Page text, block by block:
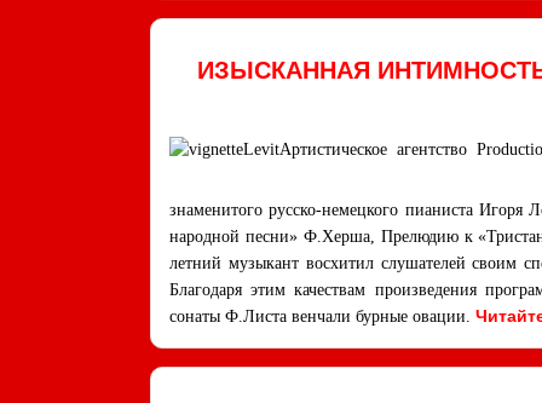
ИЗЫСКАННАЯ
Артистическое агентство
знаменитого русско-немецкого пианиста
народной песни» Ф.Херша, Прелюдию к
летний музыкант восхитил слушателей своим
Благодаря этим качествам произведения
сонаты Ф.Листа венчали бурные овации.